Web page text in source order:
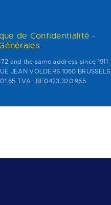
de Confidentialité -
and the same address since 1911
JEAN VOLDERS 1060 BRUSSELS
TVA : BE0423.320.965